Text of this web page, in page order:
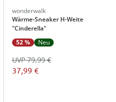
wonderwalk
Wärme-Sneaker H-Weite
"Cinderella"
52 %
Neu
37,99 €
UVP 79,99 €